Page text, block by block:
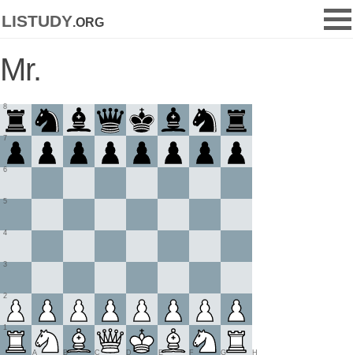
listudy.org
Mr.
1
2
3
4
5
6
7
8
A B C D E F G H